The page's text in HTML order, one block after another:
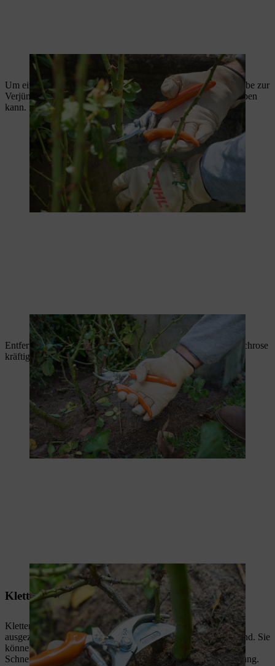
Starkwachsende Rosen werden kräftig geschnitten
Um eine Strauchrose zu schneiden, sollten Sie zudem alte Triebe zur
Verjüngung entfernen, damit die Rose wieder kraftvoll austreiben
kann.
Alte Triebe werden für einen kraftvollen Neuaustrieb entfernt
Entfernen Sie alle dünnen, schwachen Triebe, damit die Strauchrose
kräftige neue Triebe bilden kann.
Dünne, schwache Triebe werden gründlich abgeschnitten.
Kletterrosen schneiden
Kletterrosen haben lange, kräftige Triebe und eignen sich
ausgezeichnet zum Anbinden an eine Rankhilfe oder Hauswand. Sie
können eine Höhe von etwa 3 Metern erreichen. Damit das
Schneiden von Kletterrosen gelingt, folgen Sie unserer Anleitung.